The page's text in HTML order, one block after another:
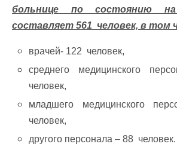
больнице по состоянию
составляет 561 человек, в том
врачей- 122 человек,
среднего медицинского
человек,
младшего медицинского
человек,
другого персонала – 88 человек.